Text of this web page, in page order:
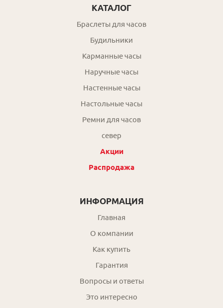
КАТАЛОГ
Браслеты для часов
Будильники
Карманные часы
Наручные часы
Настенные часы
Настольные часы
Ремни для часов
север
Акции
Распродажа
ИНФОРМАЦИЯ
Главная
О компании
Как купить
Гарантия
Вопросы и ответы
Это интересно